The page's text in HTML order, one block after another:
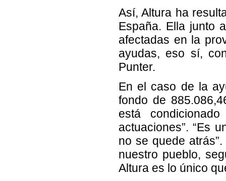
Así, Altura ha
España. Ella junto
afectadas en la
ayudas, eso sí,
Punter.
En el caso de la
fondo de
está
actuaciones”. “Es
no se quede
nuestro pueblo,
Altura es lo único